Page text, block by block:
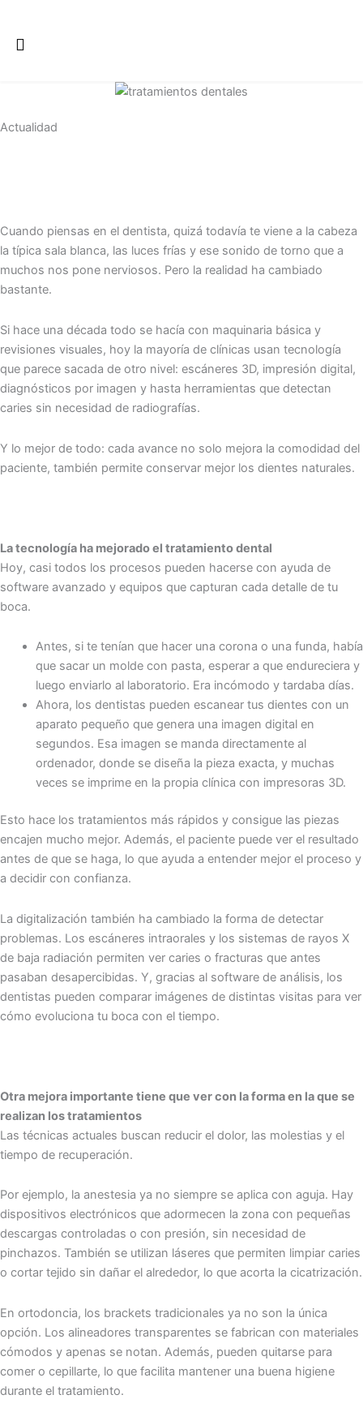
contenido
Actualidad
Cuando piensas en el dentista, quizá todavía te viene a la cabeza
la típica sala blanca, las luces frías y ese sonido de torno que a
muchos nos pone nerviosos. Pero la realidad ha cambiado
bastante.
Si hace una década todo se hacía con maquinaria básica y
revisiones visuales, hoy la mayoría de clínicas usan tecnología
que parece sacada de otro nivel: escáneres 3D, impresión digital,
diagnósticos por imagen y hasta herramientas que detectan
caries sin necesidad de radiografías.
Y lo mejor de todo: cada avance no solo mejora la comodidad del
paciente, también permite conservar mejor los dientes naturales.
La tecnología ha mejorado el tratamiento dental
Hoy, casi todos los procesos pueden hacerse con ayuda de
software avanzado y equipos que capturan cada detalle de tu
boca.
Antes, si te tenían que hacer una corona o una funda, había
que sacar un molde con pasta, esperar a que endureciera y
luego enviarlo al laboratorio. Era incómodo y tardaba días.
Ahora, los dentistas pueden escanear tus dientes con un
aparato pequeño que genera una imagen digital en
segundos. Esa imagen se manda directamente al
ordenador, donde se diseña la pieza exacta, y muchas
veces se imprime en la propia clínica con impresoras 3D.
Esto hace los tratamientos más rápidos y consigue las piezas
encajen mucho mejor. Además, el paciente puede ver el resultado
antes de que se haga, lo que ayuda a entender mejor el proceso y
a decidir con confianza.
La digitalización también ha cambiado la forma de detectar
problemas. Los escáneres intraorales y los sistemas de rayos X
de baja radiación permiten ver caries o fracturas que antes
pasaban desapercibidas. Y, gracias al software de análisis, los
dentistas pueden comparar imágenes de distintas visitas para ver
cómo evoluciona tu boca con el tiempo.
Otra mejora importante tiene que ver con la forma en la que se
realizan los tratamientos
Las técnicas actuales buscan reducir el dolor, las molestias y el
tiempo de recuperación.
Por ejemplo, la anestesia ya no siempre se aplica con aguja. Hay
dispositivos electrónicos que adormecen la zona con pequeñas
descargas controladas o con presión, sin necesidad de
pinchazos. También se utilizan láseres que permiten limpiar caries
o cortar tejido sin dañar el alrededor, lo que acorta la cicatrización.
En ortodoncia, los brackets tradicionales ya no son la única
opción. Los alineadores transparentes se fabrican con materiales
cómodos y apenas se notan. Además, pueden quitarse para
comer o cepillarte, lo que facilita mantener una buena higiene
durante el tratamiento.